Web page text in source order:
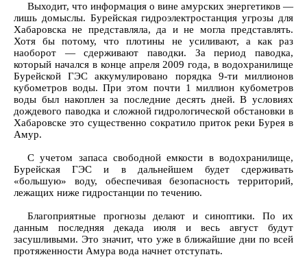
Выходит, что информация о вине амурских энергетиков —
лишь домыслы. Бурейская гидроэлектростанция угрозы для
Хабаровска не представляла, да и не могла представлять.
Хотя бы потому, что плотины не усиливают, а как раз
наоборот — сдерживают паводки. За период паводка,
который начался в конце апреля 2009 года, в водохранилище
Бурейской ГЭС аккумулировано порядка 9-ти миллионов
кубометров воды. При этом почти 1 миллион кубометров
воды был накоплен за последние десять дней. В условиях
дождевого паводка и сложной гидрологической обстановки в
Хабаровске это существенно сократило приток реки Бурея в
Амур.
С учетом запаса свободной емкости в водохранилище,
Бурейская ГЭС и в дальнейшем будет сдерживать
«большую» воду, обеспечивая безопасность территорий,
лежащих ниже гидростанции по течению.
Благоприятные прогнозы делают и синоптики. По их
данным последняя декада июля и весь август будут
засушливыми. Это значит, что уже в ближайшие дни по всей
протяженности Амура вода начнет отступать.